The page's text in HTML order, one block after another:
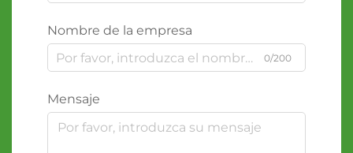
Nombre de la empresa
0/200
Mensaje